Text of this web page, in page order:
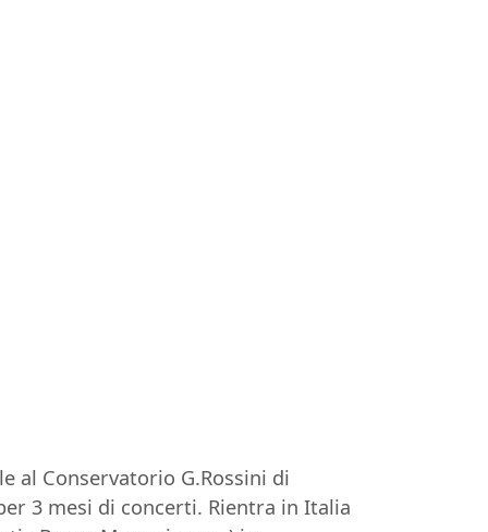
al Conservatorio G.Rossini di
3 mesi di concerti. Rientra in Italia